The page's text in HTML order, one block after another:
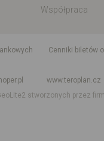
Współpraca
Cenniki biletów
hoper.pl www.teroplan.cz
stworzonych przez